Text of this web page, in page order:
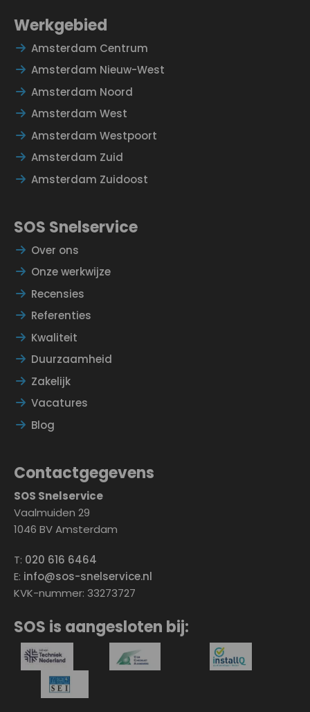
Werkgebied
Amsterdam Centrum
Amsterdam Nieuw-West
Amsterdam Noord
Amsterdam West
Amsterdam Westpoort
Amsterdam Zuid
Amsterdam Zuidoost
SOS Snelservice
Over ons
Onze werkwijze
Recensies
Referenties
Kwaliteit
Duurzaamheid
Zakelijk
Vacatures
Blog
Contactgegevens
SOS Snelservice
Vaalmuiden 29
1046 BV Amsterdam
T: 020 616 6464
E: info@sos-snelservice.nl
KVK-nummer: 33273727
SOS is aangesloten bij: